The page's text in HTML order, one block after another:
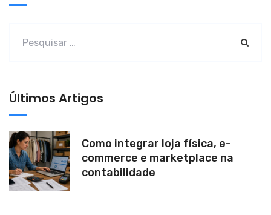
e
:
Últimos Artigos
Como integrar loja física, e-
commerce e marketplace na
contabilidade